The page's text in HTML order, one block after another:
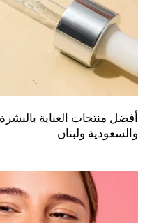
أفضل منتجات العناية
والسعودية ولبنان